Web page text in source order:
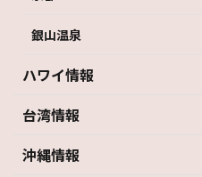
銀山温泉
ハワイ情報
台湾情報
沖縄情報